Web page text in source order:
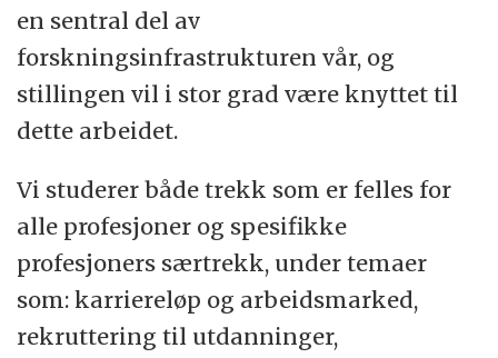
en sentral del av
forskningsinfrastrukturen vår, og
stillingen vil i stor grad være knyttet til
dette arbeidet.
Vi studerer både trekk som er felles for
alle profesjoner og spesifikke
profesjoners særtrekk, under temaer
som: karriereløp og arbeidsmarked,
rekruttering til utdanninger,